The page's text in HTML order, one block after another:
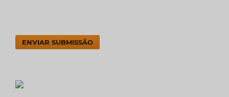
ENVIAR SUBMISSÃO